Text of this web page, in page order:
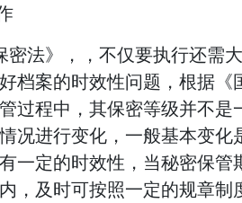
密法》，，不仅要执行还需
档案的时效性问题，根据《
过程中，其保密等级并不是
况进行变化，一般基本变化
一定的时效性，当秘密保管
，及时可按照一定的规章制